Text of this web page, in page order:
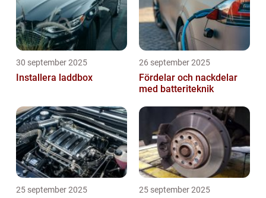
30 september 2025
Installera laddbox
26 september 2025
Fördelar och nackdelar
med batteriteknik
25 september 2025 25 september 2025